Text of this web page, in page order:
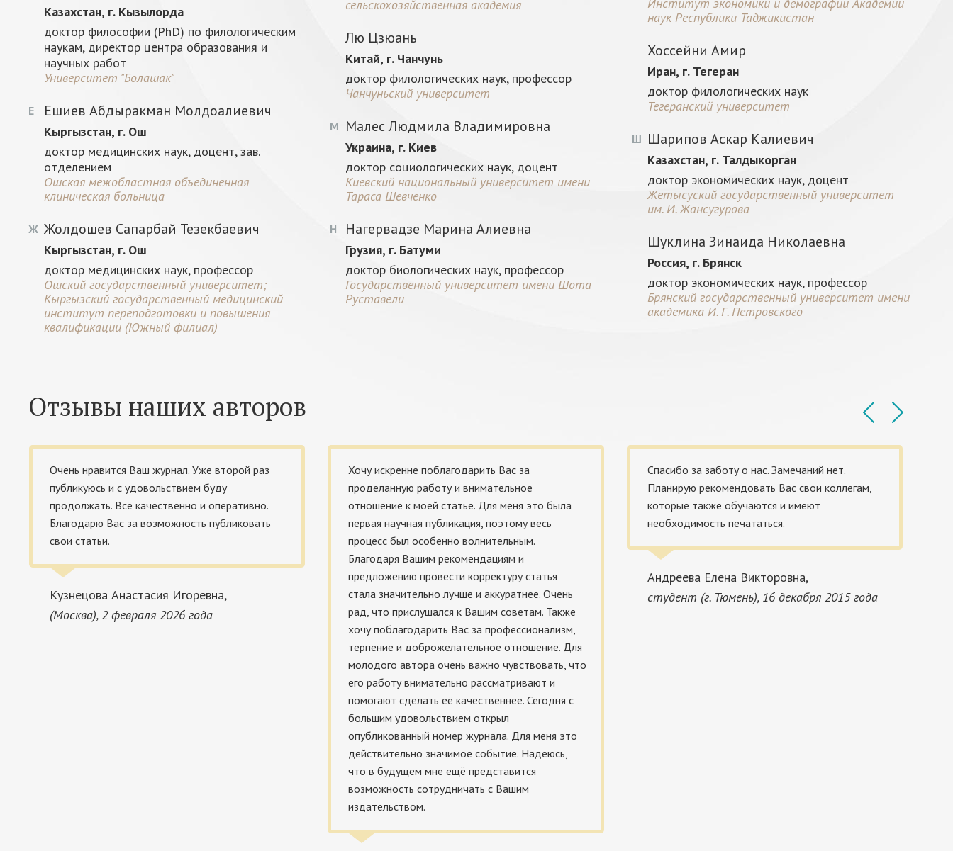
Казахстан, г. Кызылорда
доктор философии (PhD) по филологическим
наукам, директор центра образования и
научных работ
Университет "Болашак"
Е Ешиев Абдыракман Молдоалиевич
Кыргызстан, г. Ош
доктор медицинских наук, доцент, зав.
отделением
Ошская межобластная объединенная
клиническая больница
Ж Жолдошев Сапарбай Тезекбаевич
Кыргызстан, г. Ош
доктор медицинских наук, профессор
Ошский государственный университет;
Кыргызский государственный медицинский
институт переподготовки и повышения
квалификации (Южный филиал)
сельскохозяйственная академия
Лю Цзюань
Китай, г. Чанчунь
доктор филологических наук, профессор
Чанчуньский университет
М Малес Людмила Владимировна
Украина, г. Киев
доктор социологических наук, доцент
Киевский национальный университет имени
Тараса Шевченко
Н Нагервадзе Марина Алиевна
Грузия, г. Батуми
доктор биологических наук, профессор
Государственный университет имени Шота
Руставели
наук Республики Таджикистан
Хоссейни Амир
Иран, г. Тегеран
доктор филологических наук
Тегеранский университет
Ш Шарипов Аскар Калиевич
Казахстан, г. Талдыкорган
доктор экономических наук, доцент
Жетысуский государственный университет
им. И. Жансугурова
Шуклина Зинаида Николаевна
Россия, г. Брянск
доктор экономических наук, профессор
Брянский государственный университет имени
академика И. Г. Петровского
Отзывы наших авторов
Очень нравится Ваш журнал. Уже второй раз
публикуюсь и с удовольствием буду
продолжать. Всё качественно и оперативно.
Благодарю Вас за возможность публиковать
свои статьи.
Кузнецова Анастасия Игоревна,
(Москва), 2 февраля 2026 года
Хочу искренне поблагодарить Вас за
проделанную работу и внимательное
отношение к моей статье. Для меня это была
первая научная публикация, поэтому весь
процесс был особенно волнительным.
Благодаря Вашим рекомендациям и
предложению провести корректуру статья
стала значительно лучше и аккуратнее. Очень
рад, что прислушался к Вашим советам. Также
хочу поблагодарить Вас за профессионализм,
терпение и доброжелательное отношение. Для
молодого автора очень важно чувствовать, что
его работу внимательно рассматривают и
помогают сделать её качественнее. Сегодня с
большим удовольствием открыл
опубликованный номер журнала. Для меня это
действительно значимое событие. Надеюсь,
что в будущем мне ещё представится
возможность сотрудничать с Вашим
издательством.
Спасибо за заботу о нас. Замечаний нет.
Планирую рекомендовать Вас свои коллегам,
которые также обучаются и имеют
необходимость печататься.
Андреева Елена Викторовна,
студент (г. Тюмень), 16 декабря 2015 года